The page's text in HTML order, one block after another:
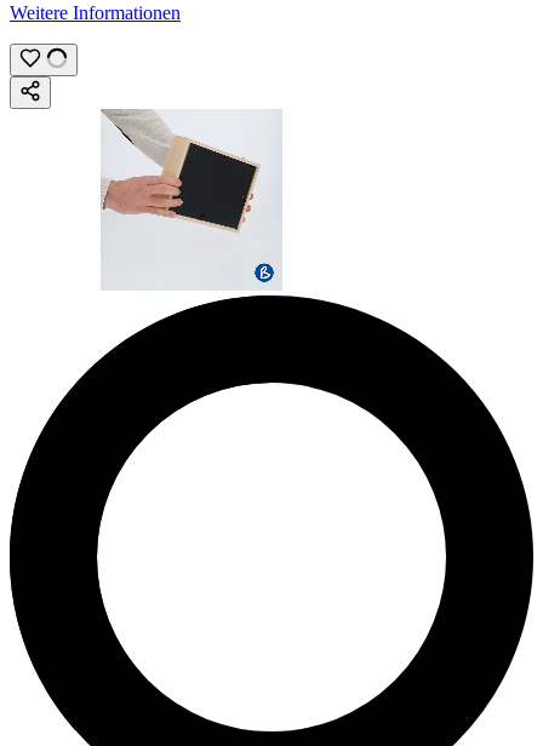
Weitere Informationen